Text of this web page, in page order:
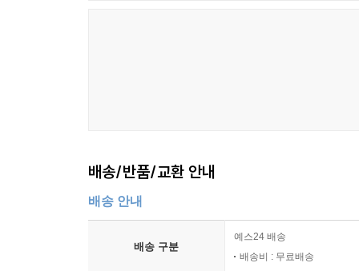
배송/반품/교환 안내
배송 안내
배송 구분
예스24 배송
배송비 : 무료배송